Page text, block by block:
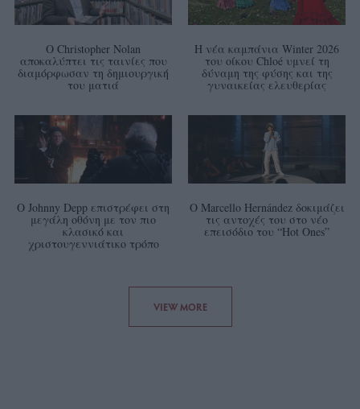
Ο Christopher Nolan
αποκαλύπτει τις ταινίες που
διαμόρφωσαν τη δημιουργική
του ματιά
Η νέα καμπάνια Winter 2026
του οίκου Chloé υμνεί τη
δύναμη της φύσης και της
γυναικείας ελευθερίας
Ο Johnny Depp επιστρέφει στη
μεγάλη οθόνη με τον πιο
κλασικό και
χριστουγεννιάτικο τρόπο
Ο Marcello Hernández δοκιμάζει
τις αντοχές του στο νέο
επεισόδιο του “Hot Ones”
VIEW MORE